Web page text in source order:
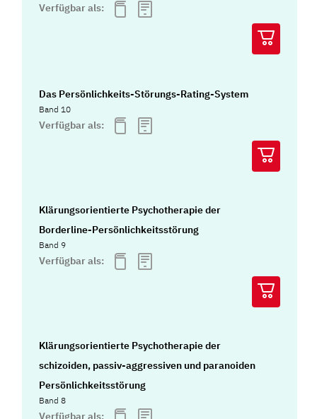
Verfügbar als:
Das Persönlichkeits-Störungs-Rating-System
Band 10
Verfügbar als:
Klärungsorientierte Psychotherapie der
Borderline-Persönlichkeitsstörung
Band 9
Verfügbar als:
Klärungsorientierte Psychotherapie der
schizoiden, passiv-aggressiven und paranoiden
Persönlichkeitsstörung
Band 8
Verfügbar als: